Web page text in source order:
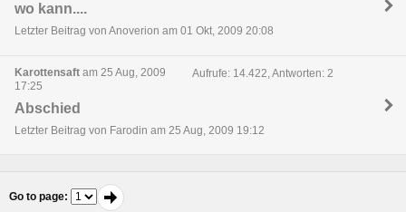
wo kann....
Letzter Beitrag von Anoverion am 01 Okt, 2009 20:08
Karottensaft am 25 Aug, 2009
17:25
Aufrufe: 14.422, Antworten: 2
Abschied
Letzter Beitrag von Farodin am 25 Aug, 2009 19:12
Go to page: